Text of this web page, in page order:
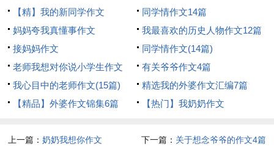
【精】我的新同学作文
同学情作文14篇
妈妈夸我真懂事作文
我最喜欢的历史人物作文12篇
接妈妈作文
同学情作文(14篇)
老师我想对你说小学生作文
有关爷爷作文4篇
我心目中的老师作文(15篇)
精选我的外婆作文汇编7篇
【精品】外婆作文锦集6篇
【热门】我奶奶作文
上一篇：奶奶我想你作文 下一篇： 关于想念爷爷的作文4篇